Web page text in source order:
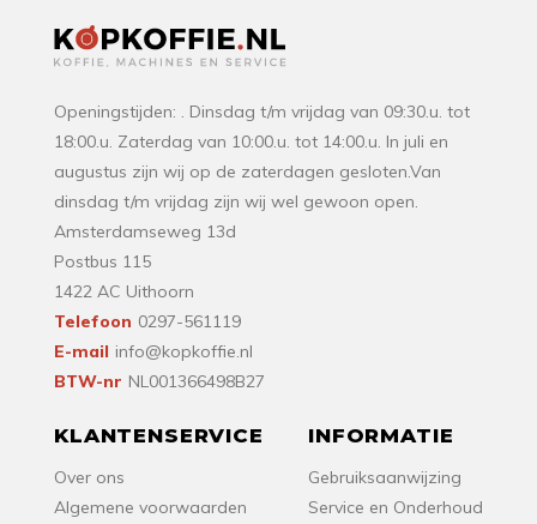
Openingstijden: . Dinsdag t/m vrijdag van 09:30.u. tot
18:00.u. Zaterdag van 10:00.u. tot 14:00.u. In juli en
augustus zijn wij op de zaterdagen gesloten.Van
dinsdag t/m vrijdag zijn wij wel gewoon open.
Amsterdamseweg 13d
Postbus 115
1422 AC Uithoorn
Telefoon 0297-561119
E-mail info@kopkoffie.nl
BTW-nr NL001366498B27
KLANTENSERVICE
Over ons
Algemene voorwaarden
INFORMATIE
Gebruiksaanwijzing
Service en Onderhoud